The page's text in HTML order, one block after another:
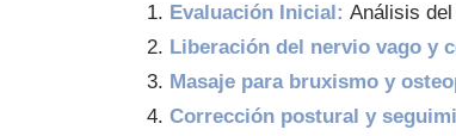
Evaluación Inicial: Análisis
Liberación del nervio vago y
Masaje para bruxismo y
Corrección postural y